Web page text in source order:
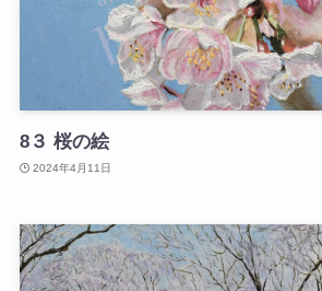
8３ 桜の絵
2024年4月11日